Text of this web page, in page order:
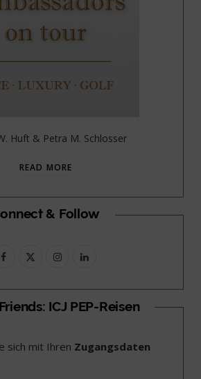
Huft & Petra M. Schlosser
READ MORE
& Follow
F
c
b
T
i
I
s
a
L
n
e
ICJ PEP-Reisen
sich mit Ihren Zugangsdaten